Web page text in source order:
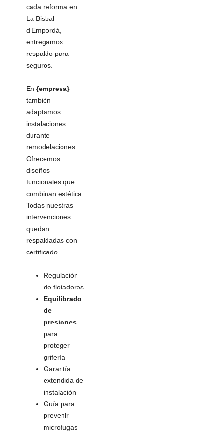
cada reforma en
La Bisbal
d’Empordà,
entregamos
respaldo para
seguros.
En {empresa}
también
adaptamos
instalaciones
durante
remodelaciones.
Ofrecemos
diseños
funcionales que
combinan estética.
Todas nuestras
intervenciones
quedan
respaldadas con
certificado.
Regulación
de flotadores
Equilibrado
de
presiones
para
proteger
grifería
Garantía
extendida de
instalación
Guía para
prevenir
microfugas